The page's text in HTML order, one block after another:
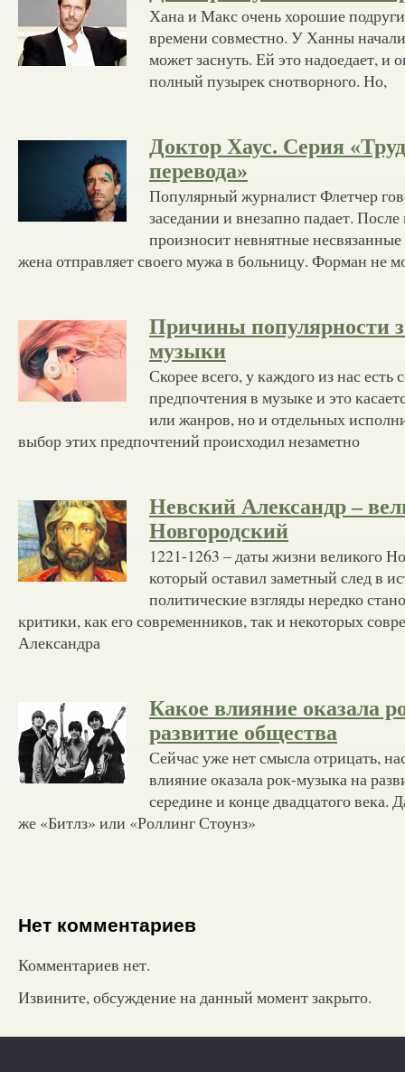
Хана и Макс очень хорошие
времени совместно. У Ханны
может заснуть. Ей это надоедает, и
полный пузырек снотворного. Но,
Доктор Хаус. Серия
перевода»
Популярный журналист Флетчер
заседании и внезапно падает.
произносит невнятные
жена отправляет своего мужа в больницу. Форман не
Причины популярности
музыки
Скорее всего, у каждого из нас есть
предпочтения в музыке и это
или жанров, но и отдельных
выбор этих предпочтений происходил незаметно
Невский Александр –
Новгородский
1221-1263 – даты жизни великого
который оставил заметный след в
политические взгляды нередко
критики, как его современников, так и некоторых
Александра
Какое влияние оказала
развитие общества
Сейчас уже нет смысла отрицать,
влияние оказала рок-музыка на
середине и конце двадцатого века.
же «Битлз» или «Роллинг Стоунз»
Нет комментариев
Комментариев нет.
Извините, обсуждение на данный момент закрыто.